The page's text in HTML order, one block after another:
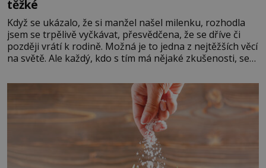
těžké
Když se ukázalo, že si manžel našel milenku, rozhodla
jsem se trpělivě vyčkávat, přesvědčena, že se dříve či
později vrátí k rodině. Možná je to jedna z nejtěžších věcí
na světě. Ale každý, kdo s tím má nějaké zkušenosti, se
Když se ke mně doneslo, že si manžel pořídil milenku,